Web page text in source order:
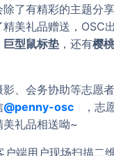
了有精彩的主题分
美礼品赠送，OSC
巨型鼠标垫 ，还有樱
、会务协助等志愿
@penny-osc
，志
礼品相送呦~
户端用户现场扫描二